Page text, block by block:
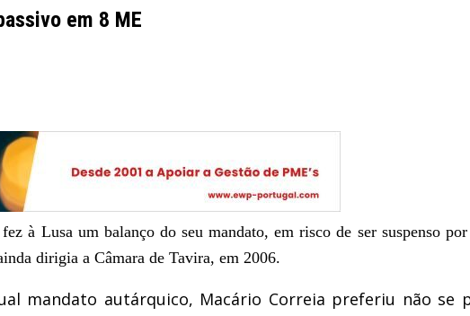
em 8 ME
à Lusa um balanço do seu mandato, em risco de ser suspenso
dirigia a Câmara de Tavira, em 2006.
mandato autárquico, Macário Correia preferiu não se